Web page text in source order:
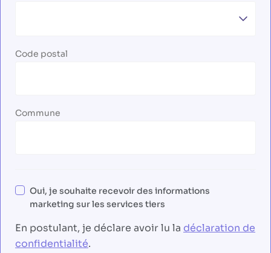
Code postal
Commune
Oui, je souhaite recevoir des informations
marketing sur les services tiers
En postulant, je déclare avoir lu la déclaration de
confidentialité.